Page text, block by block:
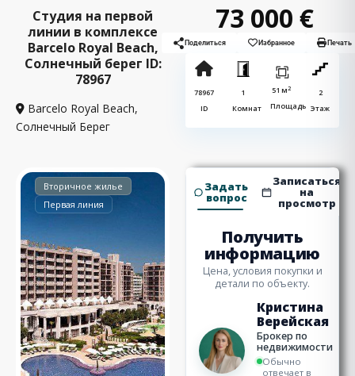
Студия на первой
линии в комплексе
Barcelo Royal Beach,
Солнечный берег ID:
78967
Barcelo Royal Beach,
Солнечный Берег
73 000 €
Поделиться Избранное Печать
78967
ID
1
Комнат
51 м2
Площадь
2
Этаж
Вторичное жилье
Первая линия
Задать
вопрос
Записаться
на
просмотр
Получить
информацию
Цена, условия покупки и
детали по объекту.
Кристина
Верейская
Брокер по
недвижимости
Обычно
отвечает в